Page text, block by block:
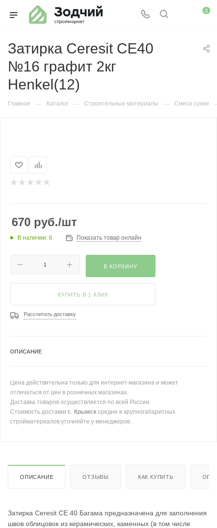
0
Затирка Ceresit СЕ40
№16 графит 2кг
Henkel(12)
Главная — Каталог — Строительные материалы — Смеси сухие
670 руб./шт
В наличии: 6 Показать товар онлайн
В КОРЗИНУ
КУПИТЬ В 1 КЛИК
Рассчитать доставку
ОПИСАНИЕ
Цена действительна только для интернет-магазина и может
отличаться от цен в розничных магазинах.
Доставка товаров осуществляется по всей России.
Стоимость доставки г. Крымск средне и крупногабаритных
стройматериалов уточняйте у менеджеров.
ОПИСАНИЕ ОТЗЫВЫ КАК КУПИТЬ
Затирка Ceresit СЕ 40 Багама предназначена для заполнения
швов облицовок из керамических, каменных (в том числе